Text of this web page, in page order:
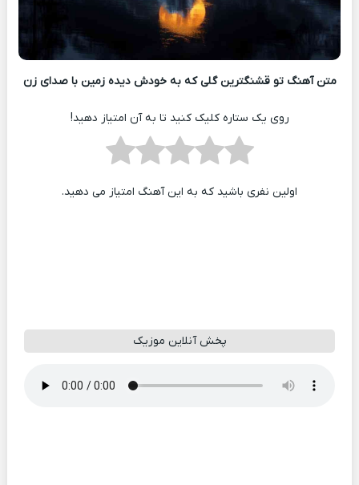
متن آهنگ تو قشنگترین گلی که به خودش دیده زمین با صدای زن
روی یک ستاره کلیک کنید تا به آن امتیاز دهید!
اولین نفری باشید که به این آهنگ امتیاز می دهید.
پخش آنلاین موزیک